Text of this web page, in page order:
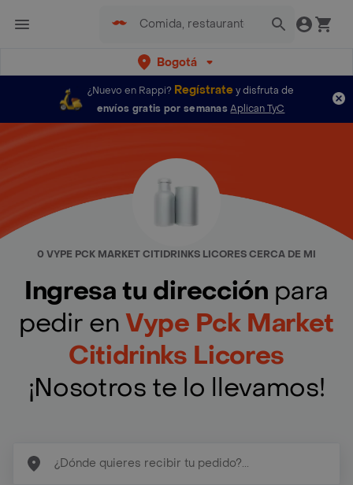
Bogotá
¿Nuevo en Rappi? Regístratey disfruta de
envíos gratis por semanas Aplican TyC
0 VYPE PCK MARKET CITIDRINKS LICORES CERCA DE MI
Ingresa tu dirección para
pedir enVype Pck Market
Citidrinks Licores
¡Nosotros te lo llevamos!